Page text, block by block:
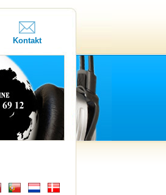
Kontakt